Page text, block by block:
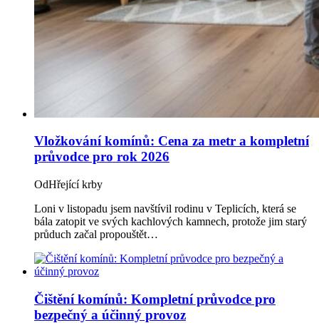
Vložkování komínů: Cena za metr a kompletní
průvodce pro rok 2026
OdHřející krby
Loni v listopadu jsem navštívil rodinu v Teplicích, která se
bála zatopit ve svých kachlových kamnech, protože jim starý
průduch začal propouštět…
Čištění komínů: Kompletní průvodce pro
bezpečný a účinný provoz